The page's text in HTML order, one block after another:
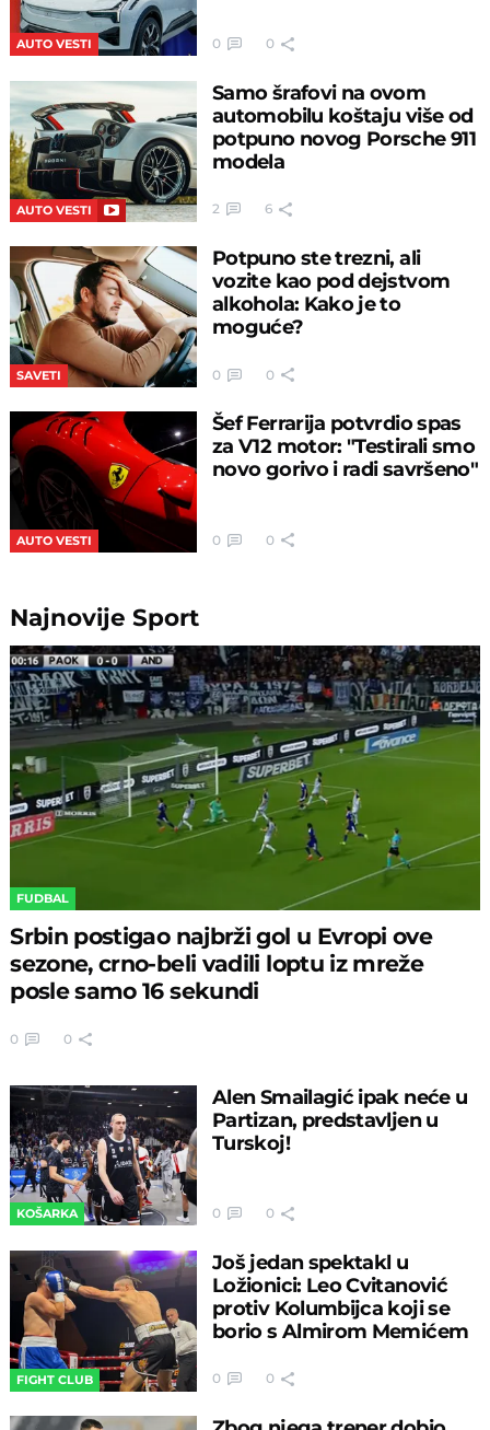
AUTO VESTI 0 0
AUTO VESTI
Samo šrafovi na ovom
automobilu koštaju više od
potpuno novog Porsche 911
modela
2 6
SAVETI
Potpuno ste trezni, ali
vozite kao pod dejstvom
alkohola: Kako je to
moguće?
0 0
AUTO VESTI
Šef Ferrarija potvrdio spas
za V12 motor: "Testirali smo
novo gorivo i radi savršeno"
0 0
NajnovijeSport
FUDBAL
Srbin postigao najbrži gol u Evropi ove
sezone, crno-beli vadili loptu iz mreže
posle samo 16 sekundi
0 0
KOŠARKA
Alen Smailagić ipak neće u
Partizan, predstavljen u
Turskoj!
0 0
FIGHT CLUB
Još jedan spektakl u
Ložionici: Leo Cvitanović
protiv Kolumbijca koji se
borio s Almirom Memićem
0 0